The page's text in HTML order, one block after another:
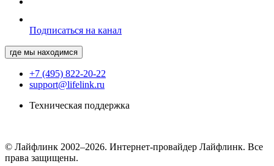
Подписаться на канал
где мы находимся
+7 (495) 822-20-22
support@lifelink.ru
Техническая поддержка
© Лайфлинк 2002–2026. Интернет-провайдер Лайфлинк. Все
права защищены.